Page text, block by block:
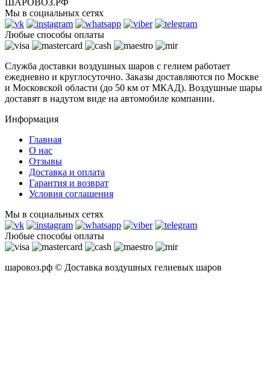
Мы в социальных сетях
Любые способы оплаты
Служба доставки воздушных шаров с гелием работает
ежедневно и круглосуточно. Заказы доставляются по Москве
и Московской области (до 50 км от МКАД). Воздушные шары
доставят в надутом виде на автомобиле компании.
Информация
Главная
О нас
Отзывы
Доставка и оплата
Гарантия и возврат
Условия соглашения
Мы в социальных сетях
Любые способы оплаты
шаровоз.рф © Доставка воздушных гелиевых шаров